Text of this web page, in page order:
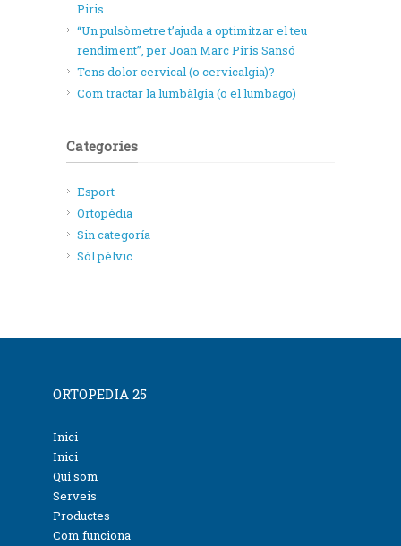
Piris
“Un pulsòmetre t’ajuda a optimitzar el teu
rendiment”, per Joan Marc Piris Sansó
Tens dolor cervical (o cervicalgia)?
Com tractar la lumbàlgia (o el lumbago)
Categories
Esport
Ortopèdia
Sin categoría
Sòl pèlvic
ORTOPEDIA 25
Inici
Inici
Qui som
Serveis
Productes
Com funciona